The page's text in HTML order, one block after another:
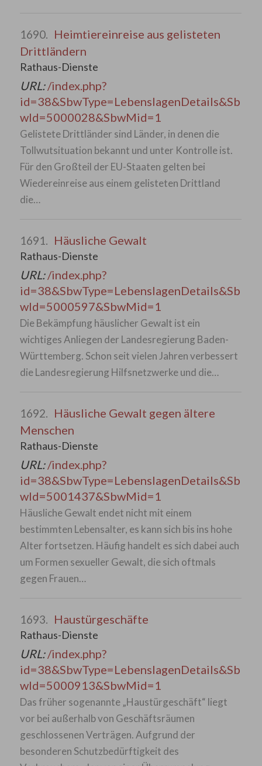
1690. Heimtiereinreise aus gelisteten
Drittländern
Rathaus-Dienste
URL:/index.php?
id=38&SbwType=LebenslagenDetails&Sb
wId=5000028&SbwMid=1
Gelistete Drittländer sind Länder, in denen die
Tollwutsituation bekannt und unter Kontrolle ist.
Für den Großteil der EU-Staaten gelten bei
Wiedereinreise aus einem gelisteten Drittland
die…
1691. Häusliche Gewalt
Rathaus-Dienste
URL:/index.php?
id=38&SbwType=LebenslagenDetails&Sb
wId=5000597&SbwMid=1
Die Bekämpfung häuslicher Gewalt ist ein
wichtiges Anliegen der Landesregierung Baden-
Württemberg. Schon seit vielen Jahren verbessert
die Landesregierung Hilfsnetzwerke und die…
1692. Häusliche Gewalt gegen ältere
Menschen
Rathaus-Dienste
URL:/index.php?
id=38&SbwType=LebenslagenDetails&Sb
wId=5001437&SbwMid=1
Häusliche Gewalt endet nicht mit einem
bestimmten Lebensalter, es kann sich bis ins hohe
Alter fortsetzen. Häufig handelt es sich dabei auch
um Formen sexueller Gewalt, die sich oftmals
gegen Frauen…
1693. Haustürgeschäfte
Rathaus-Dienste
URL:/index.php?
id=38&SbwType=LebenslagenDetails&Sb
wId=5000913&SbwMid=1
Das früher sogenannte „Haustürgeschäft“ liegt
vor bei außerhalb von Geschäftsräumen
geschlossenen Verträgen. Aufgrund der
besonderen Schutzbedürftigkeit des